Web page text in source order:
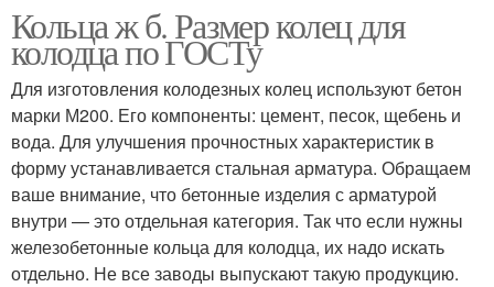
Кольца ж б. Размер колец для
колодца по ГОСТу
Для изготовления колодезных колец используют бетон
марки М200. Его компоненты: цемент, песок, щебень и
вода. Для улучшения прочностных характеристик в
форму устанавливается стальная арматура. Обращаем
ваше внимание, что бетонные изделия с арматурой
внутри — это отдельная категория. Так что если нужны
железобетонные кольца для колодца, их надо искать
отдельно. Не все заводы выпускают такую продукцию.